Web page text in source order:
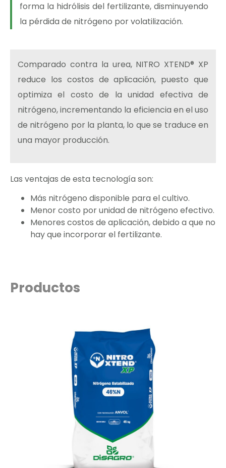
forma la hidrólisis del fertilizante, disminuyendo
la pérdida de nitrógeno por volatilización.
Comparado contra la urea, NITRO XTEND® XP
reduce los costos de aplicación, puesto que
optimiza el costo de la unidad efectiva de
nitrógeno, incrementando la eficiencia en el uso
de nitrógeno por la planta, lo que se traduce en
una mayor producción.
Las ventajas de esta tecnología son:
Más nitrógeno disponible para el cultivo.
Menor costo por unidad de nitrógeno efectivo.
Menores costos de aplicación, debido a que no
hay que incorporar el fertilizante.
Productos